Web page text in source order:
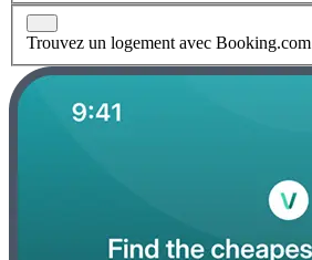
Trouvez un logement avec Booking.com